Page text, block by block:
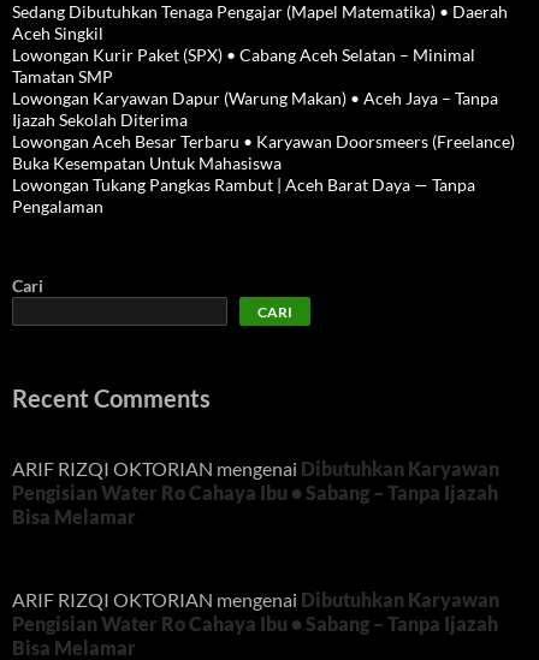
Sedang Dibutuhkan Tenaga Pengajar (Mapel Matematika) • Daerah
Aceh Singkil
Lowongan Kurir Paket (SPX) • Cabang Aceh Selatan – Minimal
Tamatan SMP
Lowongan Karyawan Dapur (Warung Makan) • Aceh Jaya – Tanpa
Ijazah Sekolah Diterima
Lowongan Aceh Besar Terbaru • Karyawan Doorsmeers (Freelance)
Buka Kesempatan Untuk Mahasiswa
Lowongan Tukang Pangkas Rambut | Aceh Barat Daya — Tanpa
Pengalaman
Cari
CARI
Recent Comments
ARIF RIZQI OKTORIAN mengenai Dibutuhkan Karyawan
Pengisian Water Ro Cahaya Ibu • Sabang – Tanpa Ijazah
Bisa Melamar
ARIF RIZQI OKTORIAN mengenai Dibutuhkan Karyawan
Pengisian Water Ro Cahaya Ibu • Sabang – Tanpa Ijazah
Bisa Melamar